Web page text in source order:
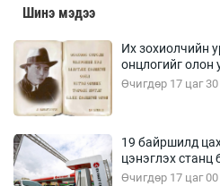
Шинэ мэдээ
Их зохиолчийн
онцлогийг олон
Өчигдөр 17 цаг
19 байршилд
цэнэглэх станц
Өчигдөр 17 цаг